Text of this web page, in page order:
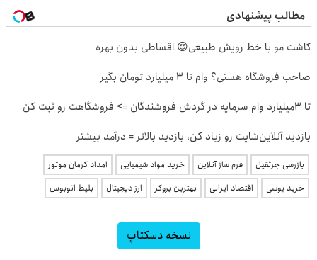
مطالب پیشنهادی
کاشت مو با خط رویش طبیعی😍 اقساطی بدون بهره
صاحب فروشگاه هستی؟ وام تا ۳ میلیارد تومان بگیر
تا 3میلیارد وام سرمایه در گردش فروشندگان => فروشگاهت رو ثبت کن
بازدید آنلاین‌شاپت رو زیاد کن، بازدید بالاتر = درآمد بیشتر
بازرسی جرثقیل فرم ساز آنلاین خرید مواد شیمیایی
امداد کرمان موتور
خرید یوسی
اقتصاد ایرانی بهترین بروکر ارز دیجیتال بلیط اتوبوس
نسخه دسکتاپ